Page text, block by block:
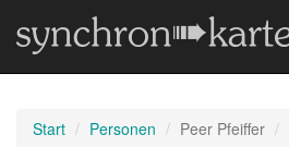
Start Personen Peer Pfeiffer